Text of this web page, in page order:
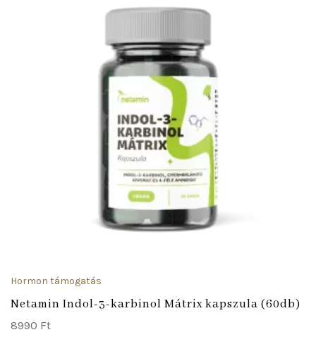
Hormon támogatás
Netamin Indol-3-karbinol Mátrix kapszula (60db)
8990 Ft